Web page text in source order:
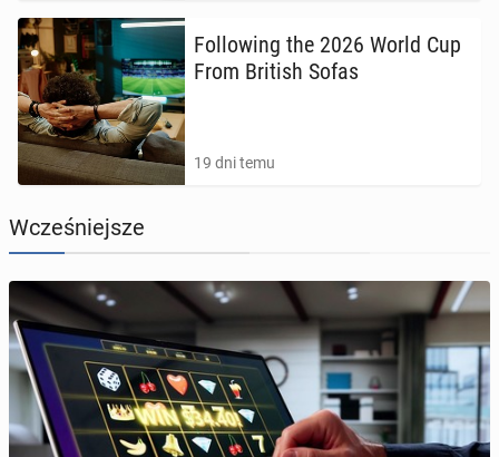
Fol­lo­wing the 2026 World Cup
From British Sofas
19 dni temu
Wcześniejsze